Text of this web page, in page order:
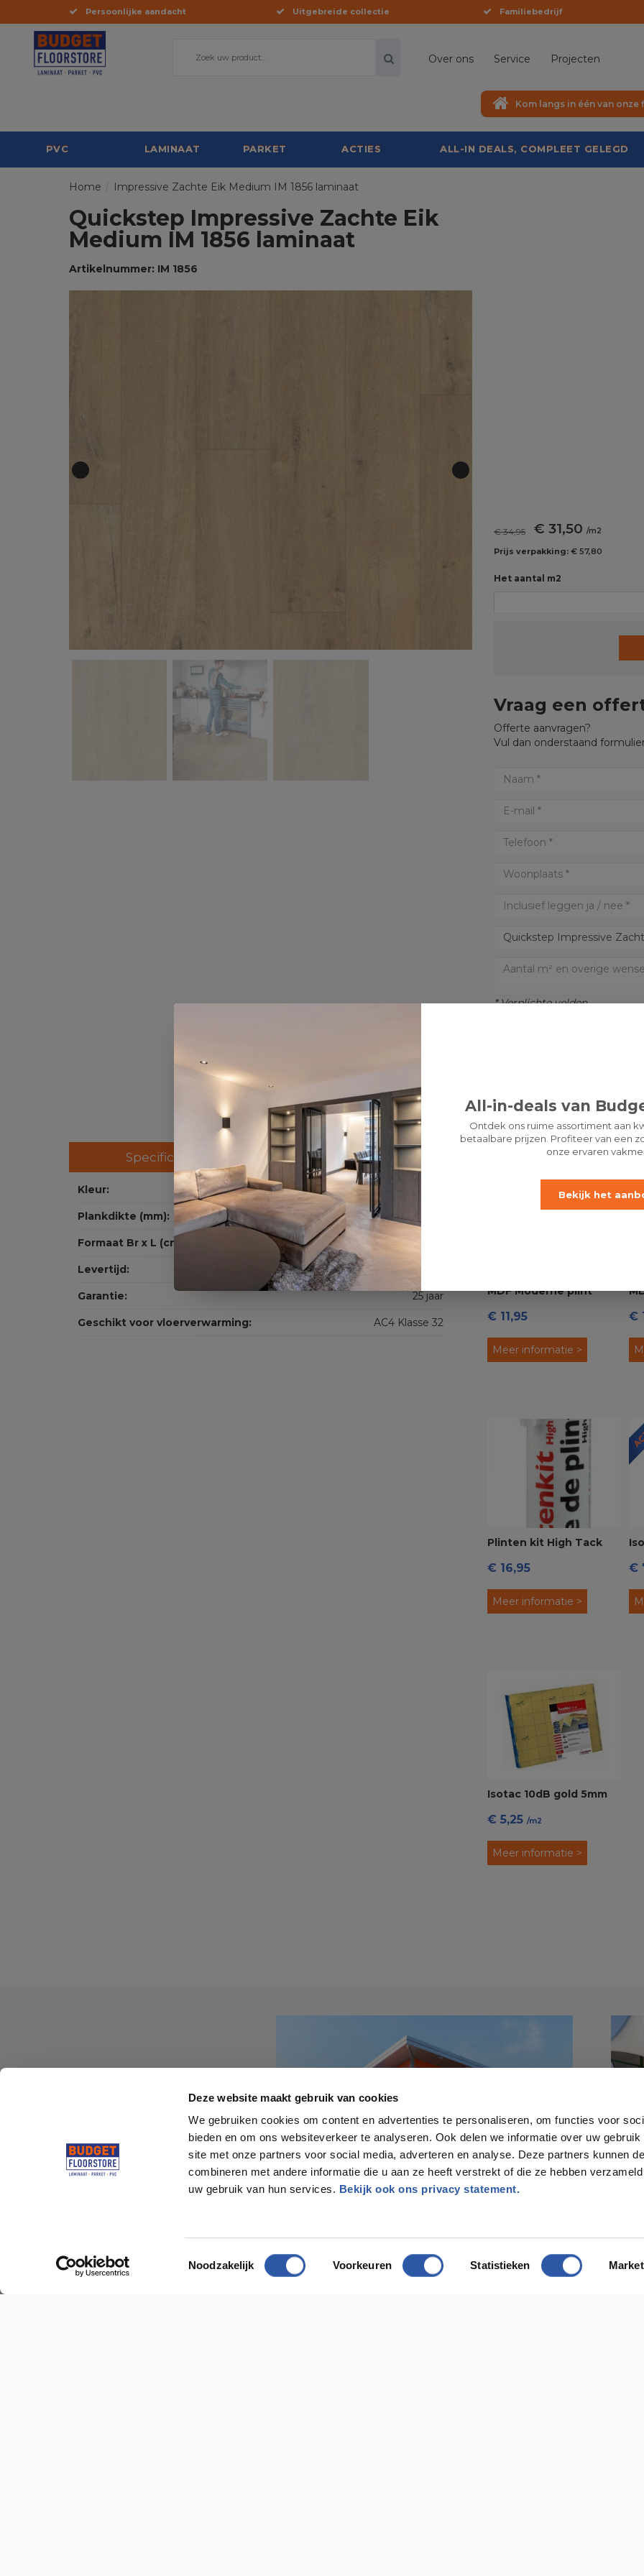
Deze website maakt gebruik van cookies
We gebruiken cookies om content en advertenties te personaliseren, om functies voor
bieden en om ons websiteverkeer te analyseren. Ook delen we informatie over uw gebruik
site met onze partners voor social media, adverteren en analyse. Deze partners kunnen
combineren met andere informatie die u aan ze heeft verstrekt of die ze hebben
uw gebruik van hun services. Bekijk ook ons privacy statement.
Toestemmingsselectie
Noodzakelijk Voorkeuren Statistieken
Persoonlijke aandacht Uitgebreide collectie Familiebedrijf
Over ons Service Projecten
Kom langs in één van onze
PVC LAMINAAT PARKET ACTIES ALL-IN DEALS, COMPLEET GELEGD
Home Impressive Zachte Eik Medium IM 1856 laminaat
Quickstep Impressive Zachte Eik
Medium IM 1856 laminaat
Artikelnummer: IM 1856
€ 34,95 € 31,50 /m2
Prijs verpakking: € 57,80
Het aantal m2
Vraag een
Offerte aanvragen?
Vul dan onderstaand
* Verplichte velden
Specificaties
Kleur:
Plankdikte (mm): 1.835 m²
Formaat Br x L (cm):
Levertijd: 2 tot 3 werkdagen
Garantie: 25 jaar
Geschikt voor vloerverwarming: AC4 Klasse 32
Gerelateerde
MDF Moderne plint
70x12 voorgelakt RAL
9010 Wit
€ 11,95
Meer informatie >
€
Plinten kit High Tack
wit
€ 16,95
Meer informatie >
€
Isotac 10dB gold 5mm
Ondervloer
€ 5,25 /m2
Meer informatie >
All-in-deals van
Ontdek ons ruime assortiment aan
betaalbare prijzen. Profiteer van een
onze ervaren
Bekijk het